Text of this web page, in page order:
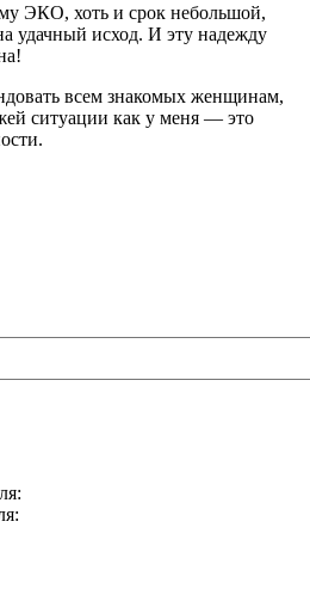
ЭКО, хоть и срок небольшой,
удачный исход. И эту надежду
всем знакомых женщинам,
ситуации как у меня — это